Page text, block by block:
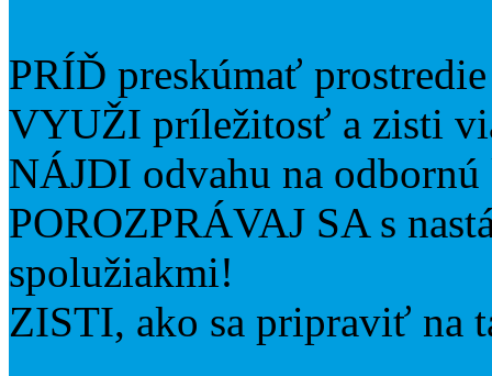
PRÍĎ preskúmať
VYUŽI príležitosť a zisti
NÁJDI odvahu na
POROZPRÁVAJ SA s
spolužiakmi!
ZISTI, ako sa pripraviť na